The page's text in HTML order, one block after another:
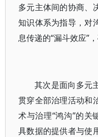
多元主体间的协商、
知识体系为指导，对
息传递的“漏斗效应”
其次是面向多元
贯穿全部治理活动和
术与治理“鸿沟”的关
具数据的提供者与使